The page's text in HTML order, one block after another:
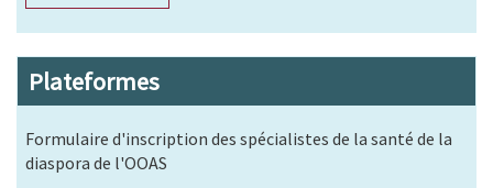
Plateformes
Formulaire d'inscription des spécialistes de la santé de la
diaspora de l'OOAS